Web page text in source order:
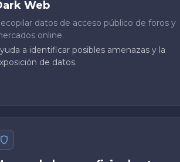
Web
datos de acceso público de foros y
online.
a identificar posibles amenazas y la
de datos.